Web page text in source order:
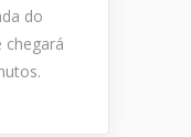
do